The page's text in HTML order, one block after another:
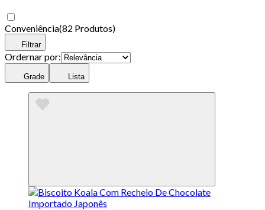
Conveniência(82 Produtos)
Filtrar
Ordernar por:
Grade Lista